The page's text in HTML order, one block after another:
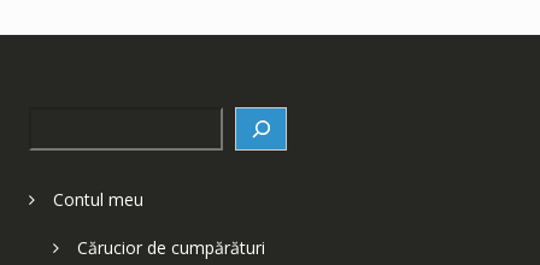
Contul meu
Cărucior de cumpărături